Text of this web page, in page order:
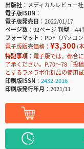
出版社
メディカルレビュー社
電子版ISBN
電子版発売日
2022/01/17
ページ数
92ページ判型
A4
フォーマット
PDF（パソコ
電子版販売価格： ¥3,300(
特記事項
電子版では、都合
了承ください。P.70～78「投
とするラメラボ化粧品の使用試
印刷版ISSN
2432-2016
印刷版発行年月
2021/11